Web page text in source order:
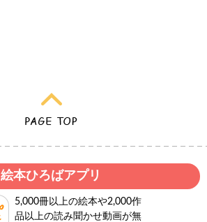
絵本ひろばアプリ
5,000冊以上の絵本や2,000作
品以上の読み聞かせ動画が無